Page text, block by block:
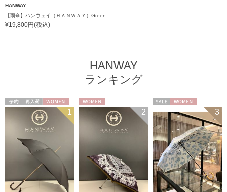
HANWAY
¥19,800円(税込)
HANWAY
ランキング
予約 再入荷 WOMEN 1 WOMEN 2 3